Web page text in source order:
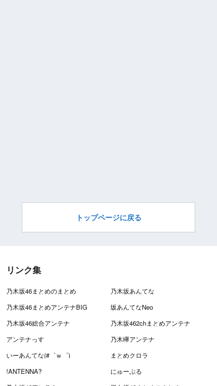
トップページに戻る
リンク集
乃木坂46まとめのまとめ
乃木坂あんてな
乃木坂46まとめアンテナBIG
坂あんてなNeo
乃木坂46総合アンテナ
乃木坂462chまとめアンテナ
アンテナっす
乃木欅アンテナ
いーあんてな(#゜ｗ゜)
まとめクロラ
!ANTENNA?
にゅーぷる